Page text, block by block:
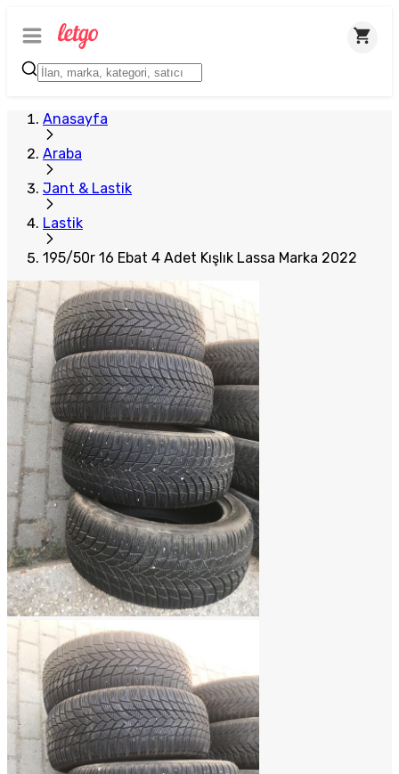
Anasayfa
Araba
Jant & Lastik
Lastik
195/50r 16 Ebat 4 Adet Kışlık Lassa Marka 2022
Plus Satıcı